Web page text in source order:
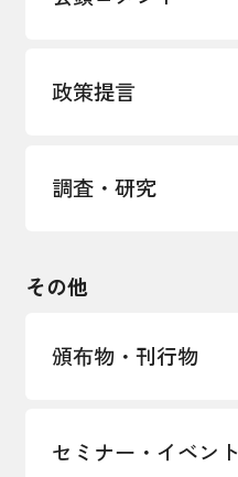
海外情報レポート
安全保障貿易管理
経営者保証に関す
政策提言
中小企業経営
国土強靭化・社会
調査・研究
LOBO調査
その他
頒布物・刊行物
セミナー・イベント